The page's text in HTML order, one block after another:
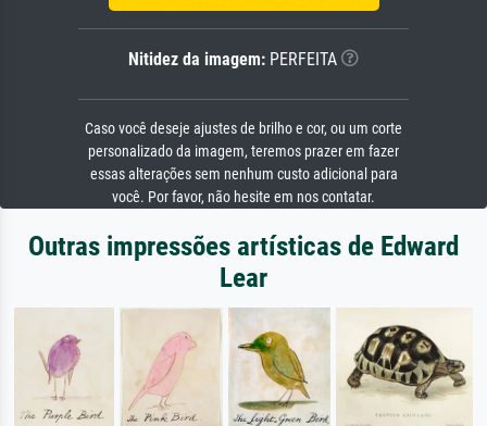
Nitidez da imagem: PERFEITA
Caso você deseje ajustes de brilho e cor, ou um corte
personalizado da imagem, teremos prazer em fazer
essas alterações sem nenhum custo adicional para
você. Por favor, não hesite em nos contatar.
Outras impressões artísticas de Edward
Lear